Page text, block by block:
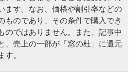
ます。なお、価格や割引率などの
ものであり、その条件で購入でき
のではありません。また、記事中
、売上の一部が「窓の杜」に還元
す。